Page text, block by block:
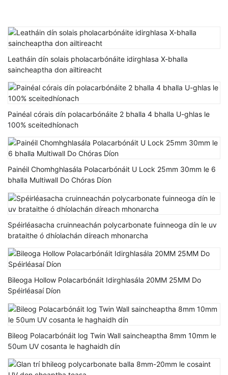
Leatháin dín solais pholacarbónáite idirghlasa X-bhalla
saincheaptha don ailtireacht
Painéal córais dín polacarbónáite 2 bhalla 4 bhalla U-ghlas le
100% sceitedhíonach
Painéil Chomhghlasála Polacarbónáit U Lock 25mm 30mm le 6
bhalla Multiwall Do Chóras Díon
Spéirléasacha cruinneachán polycarbonate fuinneoga dín le uv
brataithe ó dhíolachán díreach mhonarcha
Bileoga Hollow Polacarbónáit Idirghlasála 20MM 25MM Do
Spéirléasaí Díon
Bileog Polacarbónáit log Twin Wall saincheaptha 8mm 10mm le
50um UV cosanta le haghaidh dín